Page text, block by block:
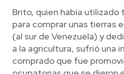
Brito, quien había utilizado
para comprar unas tierras
(al sur de Venezuela) y
a la agricultura, sufrió una
comprado que fue